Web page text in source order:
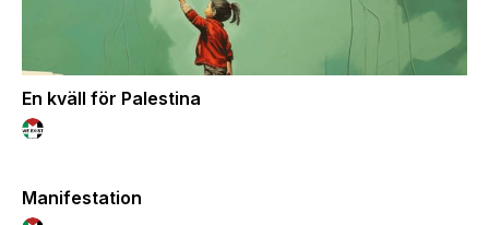
En kväll för Palestina
Manifestation